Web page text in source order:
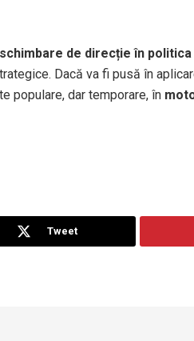
schimbare de direcție în politica
Dacă va fi pusă în
populare, dar temporare, în
Tweet